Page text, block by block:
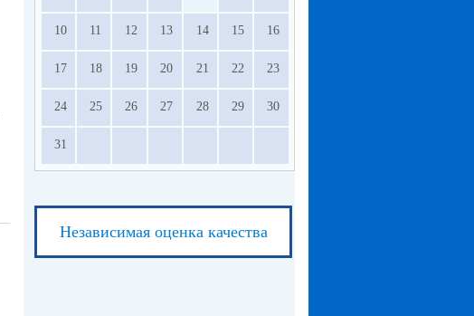
10 11 12 13 14 15 16
17 18 19 20 21 22 23
24 25 26 27 28 29 30
31
Независимая оценка качества